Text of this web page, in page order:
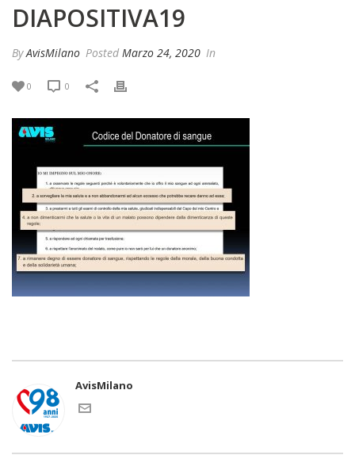
DIAPOSITIVA19
ByAvisMilano Posted Marzo 24, 2020 In
0 0
AvisMilano